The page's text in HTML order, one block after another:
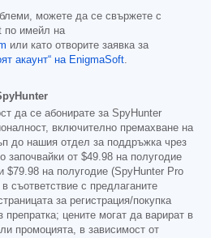
можете да се свържете с
по имейл на
или като отворите заявка за
акаунт“ на EnigmaSoft.
да се абонирате за SpyHunter
включително премахване на
до нашия отдел за поддръжка чрез
започвайки от $49.98 на полугодие
$79.98 на полугодие (SpyHunter Pro
съответствие с предлаганите
за регистрация/покупка
препратка; цените могат да варират в
промоцията, в зависимост от